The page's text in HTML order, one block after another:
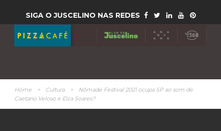
SIGA O JUSCELINO NAS REDES
Home > Cultura >
Nômade Festival 2021 ocupa SP ao som de
Caetano Veloso e Elza Soares?